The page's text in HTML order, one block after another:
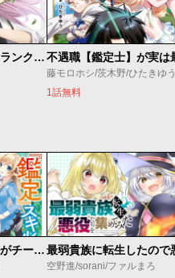
辺境の薬師、都でＳランク冒険者となる～英雄村の少年がチート薬で無自覚無双～
藤モロホシ/茨木野/ひたきゆう
1話無料
俺の『鑑定』スキルがチートすぎて
空野進/sorani/ファルまろ